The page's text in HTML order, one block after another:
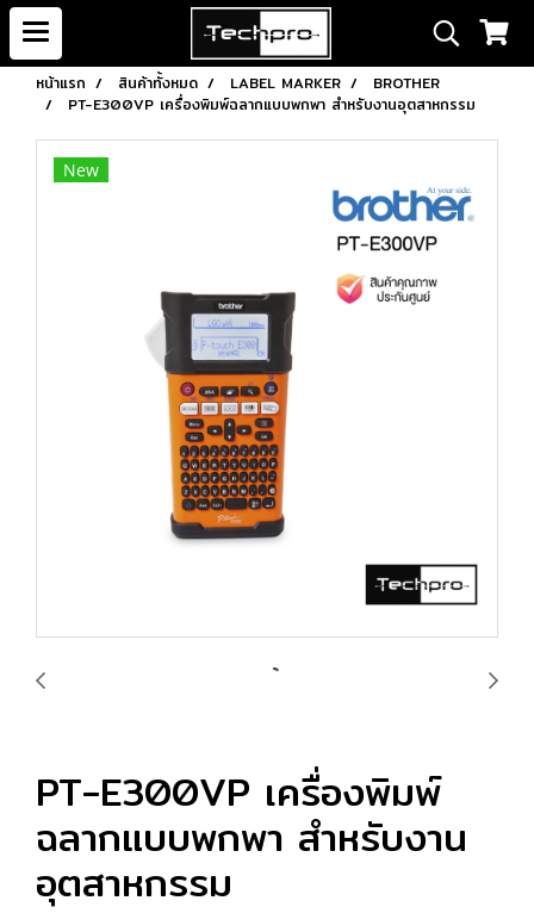
หน้าแรก สินค้าทั้งหมด LABEL MARKER
BROTHER
PT-E300VP เครื่องพิมพ์ฉลากแบบพกพา สําหรับงานอุตสาหกรรม
New
PT-E300VP เครื่องพิมพ์
ฉลากแบบพกพา สําหรับงาน
อุตสาหกรรม